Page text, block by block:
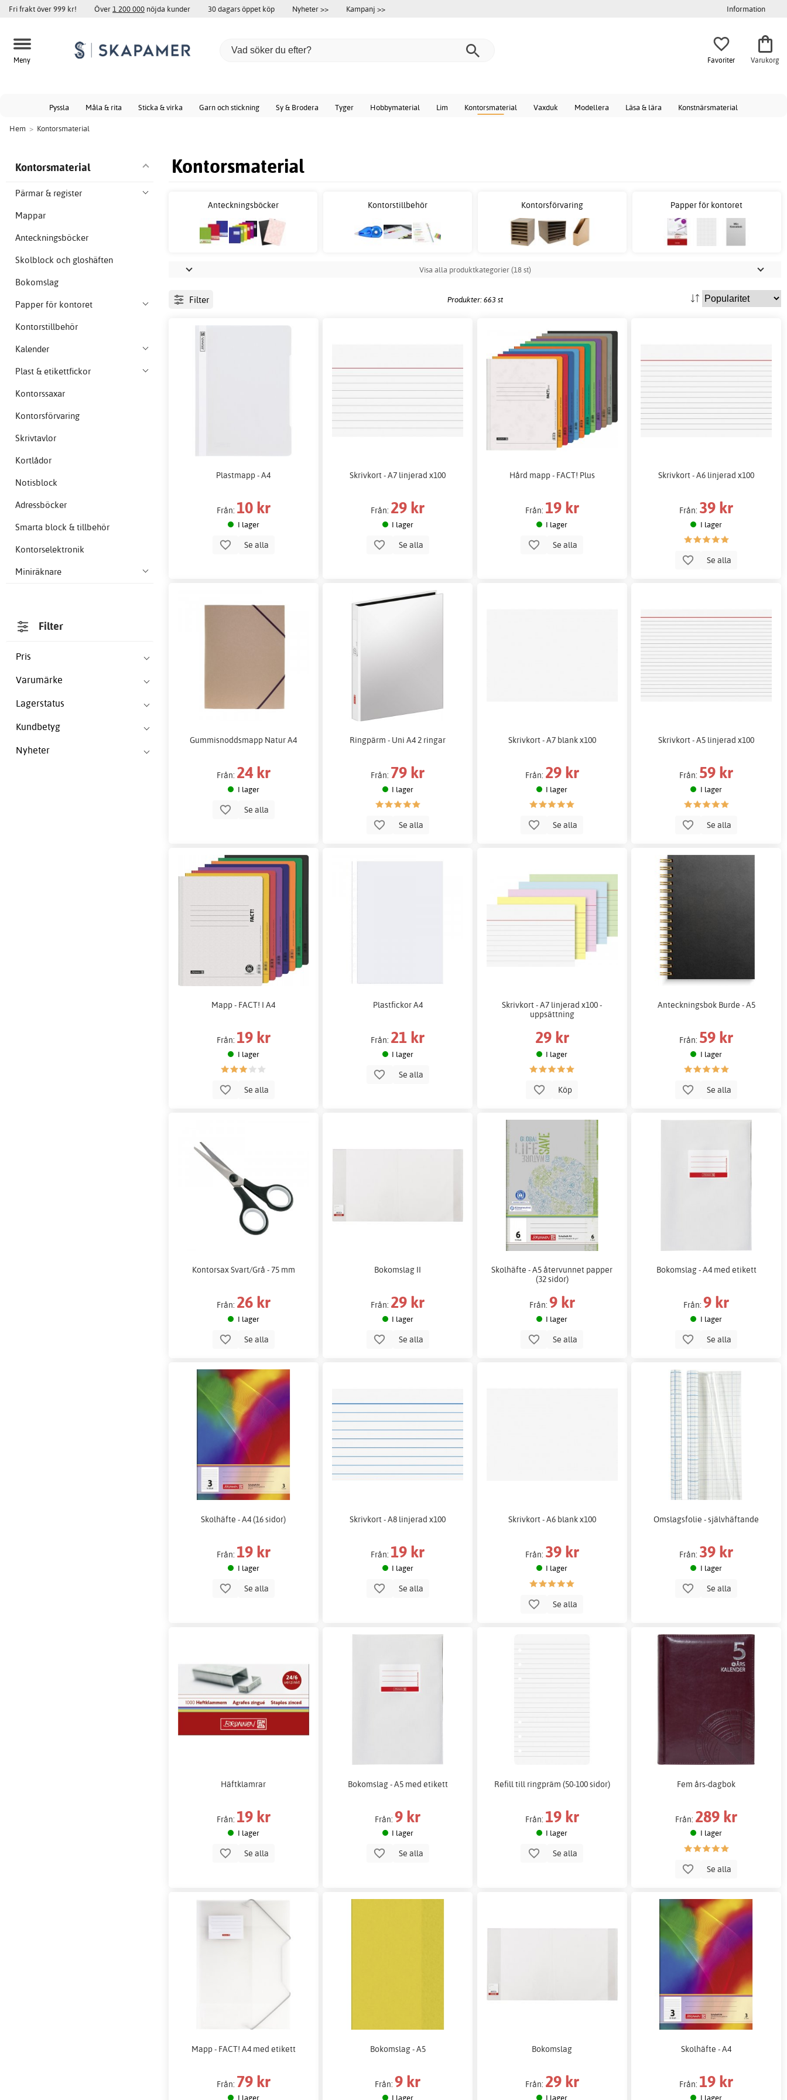
Fri frakt över 999 kr! Över1 200 000 nöjda kunder 30 dagars öppet köp Nyheter >> Kampanj >> Information
Meny Favoriter Varukorg
Pyssla Måla & rita Sticka & virka Garn och stickning Sy & Brodera Tyger Hobbymaterial Lim Kontorsmaterial Vaxduk Modellera Läsa & lära Konstnärsmaterial
Hem > Kontorsmaterial
Kontorsmaterial
Kontorsmaterial
Pärmar & register
Mappar
Anteckningsböcker
Skolblock och gloshäften
Bokomslag
Papper för kontoret
Kontorstillbehör
Kalender
Plast & etikettfickor
Kontorssaxar
Kontorsförvaring
Skrivtavlor
Kortlådor
Notisblock
Adressböcker
Smarta block & tillbehör
Kontorselektronik
Miniräknare
Filter
Pris
Varumärke
Lagerstatus
Kundbetyg
Nyheter
Anteckningsböcker Kontorstillbehör Kontorsförvaring Papper för kontoret
Visa alla produktkategorier (18 st)
Filter Produkter: 663 st
Plastmapp - A4
Från: 10 kr
I lager
Se alla
Skrivkort - A7 linjerad x100
Från: 29 kr
I lager
Se alla
Hård mapp - FACT! Plus
Från: 19 kr
I lager
Se alla
Skrivkort - A6 linjerad x100
Från: 39 kr
I lager
Se alla
Gummisnoddsmapp Natur A4
Från: 24 kr
I lager
Se alla
Ringpärm - Uni A4 2 ringar
Från: 79 kr
I lager
Se alla
Skrivkort - A7 blank x100
Från: 29 kr
I lager
Se alla
Skrivkort - A5 linjerad x100
Från: 59 kr
I lager
Se alla
Mapp - FACT! I A4
Från: 19 kr
I lager
Se alla
Plastfickor A4
Från: 21 kr
I lager
Se alla
Skrivkort - A7 linjerad x100 -
uppsättning
29 kr
I lager
Köp
Anteckningsbok Burde - A5
Från: 59 kr
I lager
Se alla
Kontorsax Svart/Grå - 75 mm
Från: 26 kr
I lager
Se alla
Bokomslag II
Från: 29 kr
I lager
Se alla
Skolhäfte - A5 återvunnet papper
(32 sidor)
Från: 9 kr
I lager
Se alla
Bokomslag - A4 med etikett
Från: 9 kr
I lager
Se alla
Skolhäfte - A4 (16 sidor)
Från: 19 kr
I lager
Se alla
Skrivkort - A8 linjerad x100
Från: 19 kr
I lager
Se alla
Skrivkort - A6 blank x100
Från: 39 kr
I lager
Se alla
Omslagsfolie - självhäftande
Från: 39 kr
I lager
Se alla
Häftklamrar
Från: 19 kr
I lager
Se alla
Bokomslag - A5 med etikett
Från: 9 kr
I lager
Se alla
Refill till ringpräm (50-100 sidor)
Från: 19 kr
I lager
Se alla
Fem års-dagbok
Från: 289 kr
I lager
Se alla
Mapp - FACT! A4 med etikett
Från: 79 kr
I lager
Bokomslag - A5
Från: 9 kr
I lager
Bokomslag
Från: 29 kr
I lager
Skolhäfte - A4
Från: 19 kr
I lager